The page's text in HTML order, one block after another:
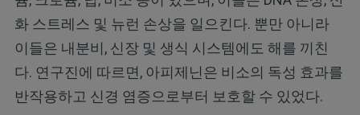
화 스트레스 및 뉴런 손상을 일으킨다. 뿐만 아니라
이들은 내분비, 신장 및 생식 시스템에도 해를 끼친
다. 연구진에 따르면, 아피제닌은 비소의 독성 효과를
반작용하고 신경 염증으로부터 보호할 수 있었다.